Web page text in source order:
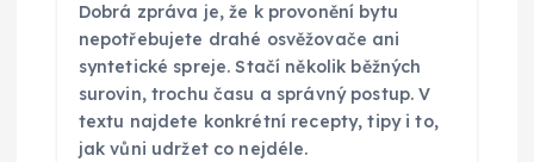
Dobrá zpráva je, že k provonění bytu
nepotřebujete drahé osvěžovače ani
syntetické spreje. Stačí několik běžných
surovin, trochu času a správný postup. V
textu najdete konkrétní recepty, tipy i to,
jak vůni udržet co nejdéle.